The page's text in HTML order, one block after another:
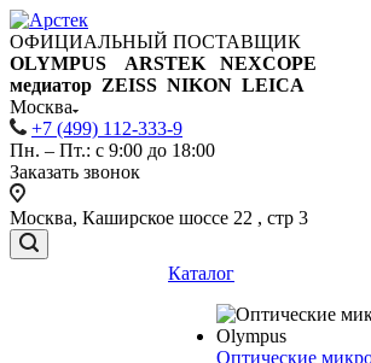
ОФИЦИАЛЬНЫЙ ПОСТАВЩИК
OLYMPUS ARSTEK NEXCOPE
медиатор ZEISS NIKON LEICA
Москва
+7 (499) 112-333-9
Пн. – Пт.: с 9:00 до 18:00
Заказать звонок
Москва, Каширское шоссе 22 , стр 3
Каталог
Оптические